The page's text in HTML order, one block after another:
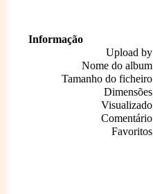
Informação
Upload by
Nome do album
Tamanho do ficheiro
Dimensões
Visualizado
Comentário
Favoritos